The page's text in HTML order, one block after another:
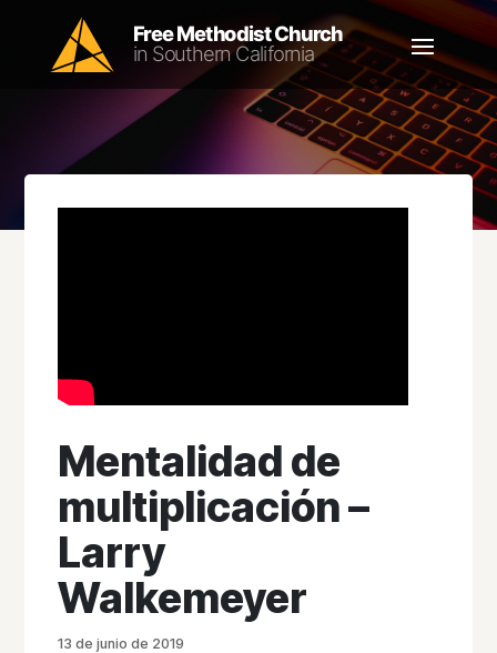
Mentalidad de
multiplicación –
Larry
Walkemeyer
13 de junio de 2019